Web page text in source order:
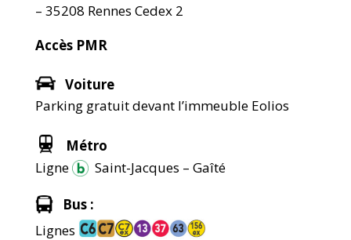
– 35208 Rennes Cedex 2
Accès PMR
Voiture
Parking gratuit devant l’immeuble Eolios
Métro
Ligne
Saint-Jacques – Gaîté
Bus :
Lignes